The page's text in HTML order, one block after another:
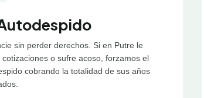
sin perder derechos. Si en Putre le
cotizaciones o sufre acoso, forzamos el
cobrando la totalidad de sus años